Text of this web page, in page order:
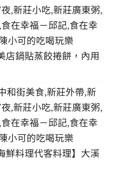
店鍋貼蒸餃捲餅，內用
鮮料理代客料理】大溪